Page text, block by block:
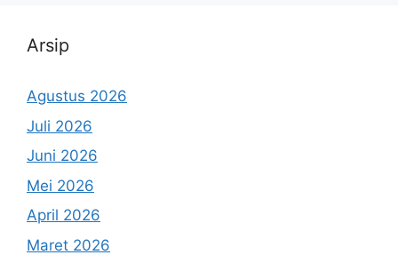
Arsip
Agustus 2026
Juli 2026
Juni 2026
Mei 2026
April 2026
Maret 2026